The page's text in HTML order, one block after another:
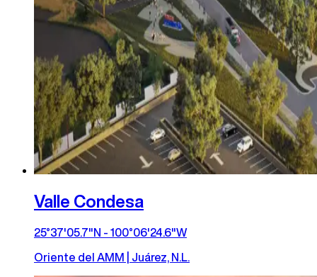
Valle Condesa
25°37'05.7"N - 100°06'24.6"W
Oriente del AMM | Juárez, N.L.